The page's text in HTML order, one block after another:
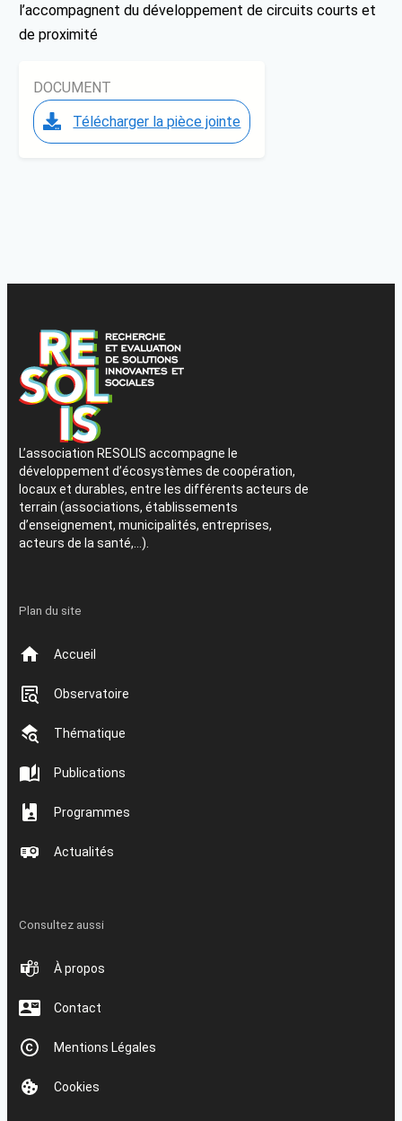
l’accompagnent du développement de circuits courts et
de proximité
DOCUMENT
Télécharger la pièce jointe
L’association RESOLIS accompagne le
développement d’écosystèmes de coopération,
locaux et durables, entre les différents acteurs de
terrain (associations, établissements
d’enseignement, municipalités, entreprises,
acteurs de la santé,…).
Plan du site
Accueil
Observatoire
Thématique
Publications
Programmes
Actualités
Consultez aussi
À propos
Contact
Mentions Légales
Cookies